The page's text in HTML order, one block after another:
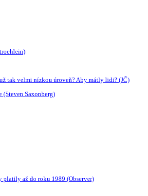
tak velmi nízkou úroveň? Aby mátly lidi? (JČ)
Saxonberg)
až do roku 1989 (Observer)